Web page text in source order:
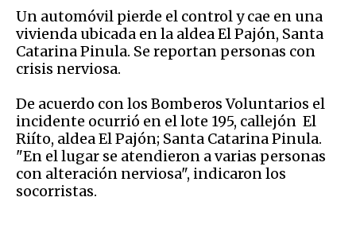
Un automóvil pierde el control y cae en una
vivienda ubicada en la aldea El Pajón, Santa
Catarina Pinula. Se reportan personas con
crisis nerviosa.
De acuerdo con los Bomberos Voluntarios el
incidente ocurrió en el lote 195, callejón El
Riíto, aldea El Pajón; Santa Catarina Pinula.
"En el lugar se atendieron a varias personas
con alteración nerviosa", indicaron los
socorristas.